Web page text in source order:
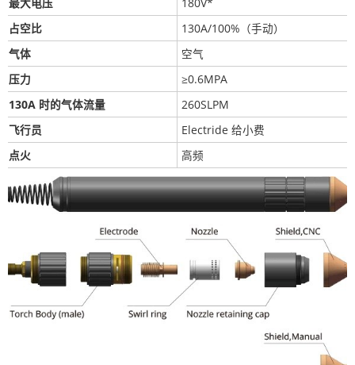
占空比
130A/100%（手动）
气体
空气
压力
≥0.6MPA
130A 时的气体流量
260SLPM
飞行员
Electride 给小费
点火
高频